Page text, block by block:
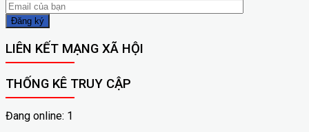
LIÊN KẾT MẠNG XÃ HỘI
THỐNG KÊ TRUY CẬP
Đang online: 1